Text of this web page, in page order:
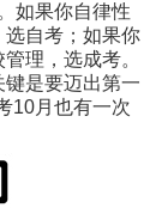
如果你自律性
自考；如果你
理，选成考。
是要迈出第一
10月也有一次